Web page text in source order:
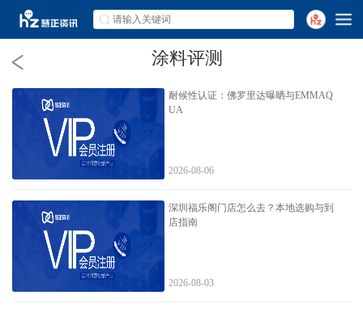
涂料评测
耐候性认证：佛罗里达曝晒与EMMAQ
UA
2026-08-06
深圳福乐阁门店怎么去？本地选购与到
店指南
2026-08-03